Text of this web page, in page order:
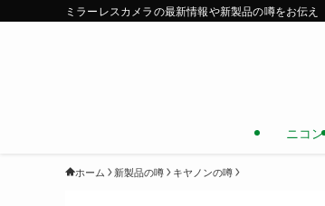
ミラーレスカメラの最新情報や新製品の噂をお伝え
ニコン
ホーム 新製品の噂 キヤノンの噂